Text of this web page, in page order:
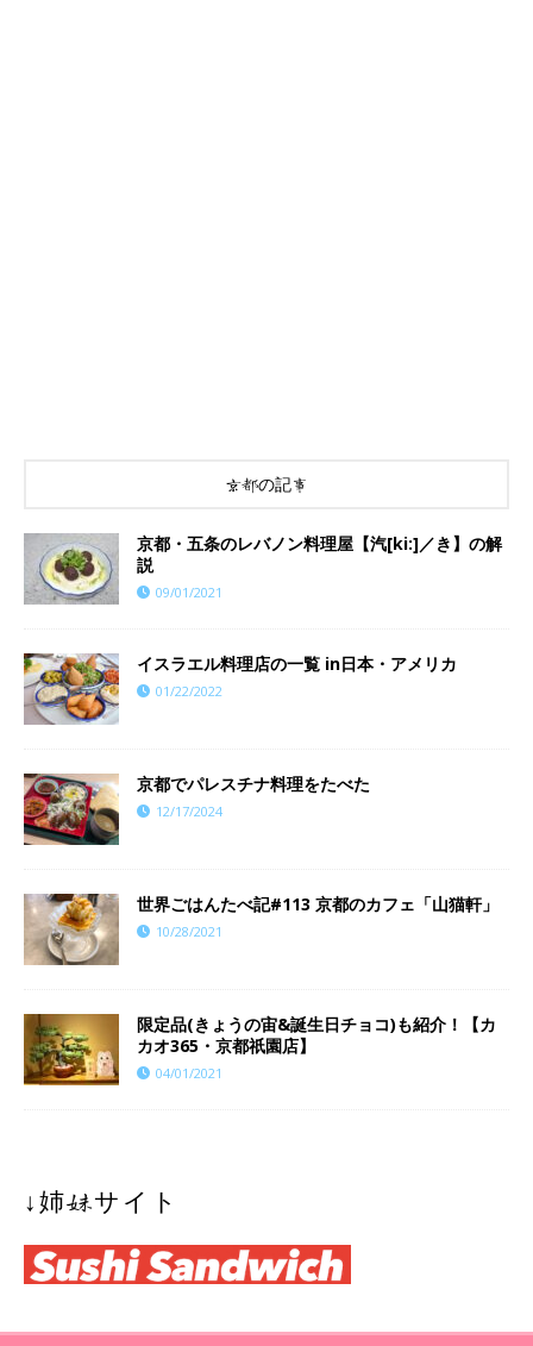
京都の記事
京都・五条のレバノン料理屋【汽[ki:]／き】の解
説
09/01/2021
イスラエル料理店の一覧 in日本・アメリカ
01/22/2022
京都でパレスチナ料理をたべた
12/17/2024
世界ごはんたべ記#113 京都のカフェ「山猫軒」
10/28/2021
限定品(きょうの宙&誕生日チョコ)も紹介！【カ
カオ365・京都祇園店】
04/01/2021
↓姉妹サイト